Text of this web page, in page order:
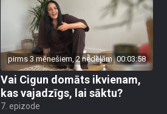
pirms 3 mēnešiem, 2 nedēļām 00:03:58
Vai Cigun domāts ikvienam,
kas vajadzīgs, lai sāktu?
7. epizode